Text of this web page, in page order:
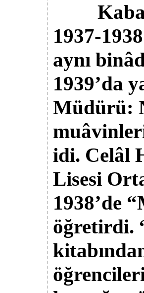
1937-
aynı
1939’da
Müdürü:
idi. Celâl
Lisesi
1938’de
öğretirdi.